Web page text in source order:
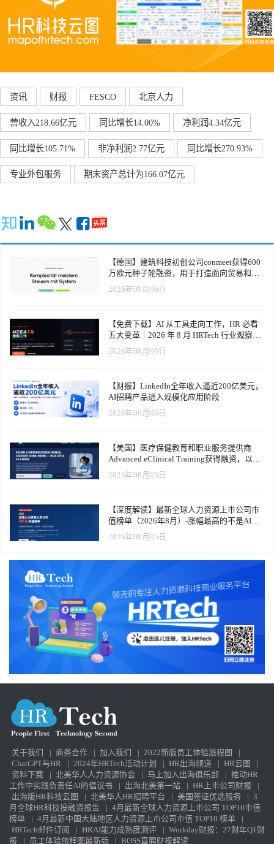
资讯 财报 FESCO 北京人力
营收入218.66亿元 同比增长14.00% 净利润4.34亿元
同比增长105.71% 非净利润2.77亿元 同比增长270.93%
专业外包服务 期末资产总计为166.07亿元
【德国】建筑科技初创公司conmeet获得600
万欧元种子轮融资，用于打造面向贸易和建
筑行业的AI操作系统
2026年08月06日
【免费下载】AI 从工具走向工作，HR 必看
五大变革｜2026 年 8 月 HRTech 行业观察报
2026年08月05日
【财报】LinkedIn全年收入逼近200亿美元，
AI招聘产品进入规模化应用阶段
2026年08月05日
【美国】医疗保健教育和职业服务提供商
Advanced eClinical Training获得融资，以加
速医疗卫生人才队伍建设
2026年08月05日
【深度解读】最新全球人力资源上市公司市
值榜单（2026年8月）-涨幅最高的不是AI软
件，而是传统人力服务商
2026年08月05日
关于我们 | 商务合作 | 加入我们 | 2022新版员工体验旅程图
|
ChatGPT与HR
| 2024年HRTech活动计划 | HR出海频道 | HR云图
|
资料下载
| 北美华人人力资源协会 | 马上加入出海俱乐部 | 推动HR
工作中实践负责任AI的倡议书
| 出海北美第一站 | HR上市公司财报
|
出海版HR科技云图
| 北美华人HR招聘平台 | 美国签证优选服务 | 3
月全球HR科技投融资报告
| 4月最新全球人力资源上市公司 TOP10市值
榜单
| 4月最新中国大陆地区人力资源上市公司市值 TOP10 榜单
|
HRTech邮件订阅
| HRAI能力成熟度测评 | Workday财报：27财年Q1财
报
| 员工体验旅程图最新版 | BOSS直聘财报解读